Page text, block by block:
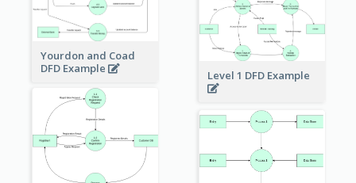
Yourdon and Coad
DFD Example
Level 1 DFD Example